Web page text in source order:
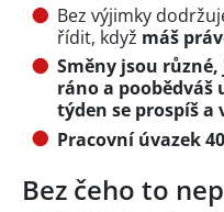
Bez výjimky
řídit, když máš
Směny jsou
ráno a
týden se prospíš a
Pracovní úvazek
Bez čeho to